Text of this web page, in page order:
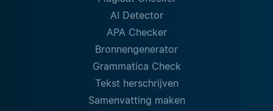
AI Detector
APA Checker
Bronnengenerator
Grammatica Check
Tekst herschrijven
Samenvatting maken